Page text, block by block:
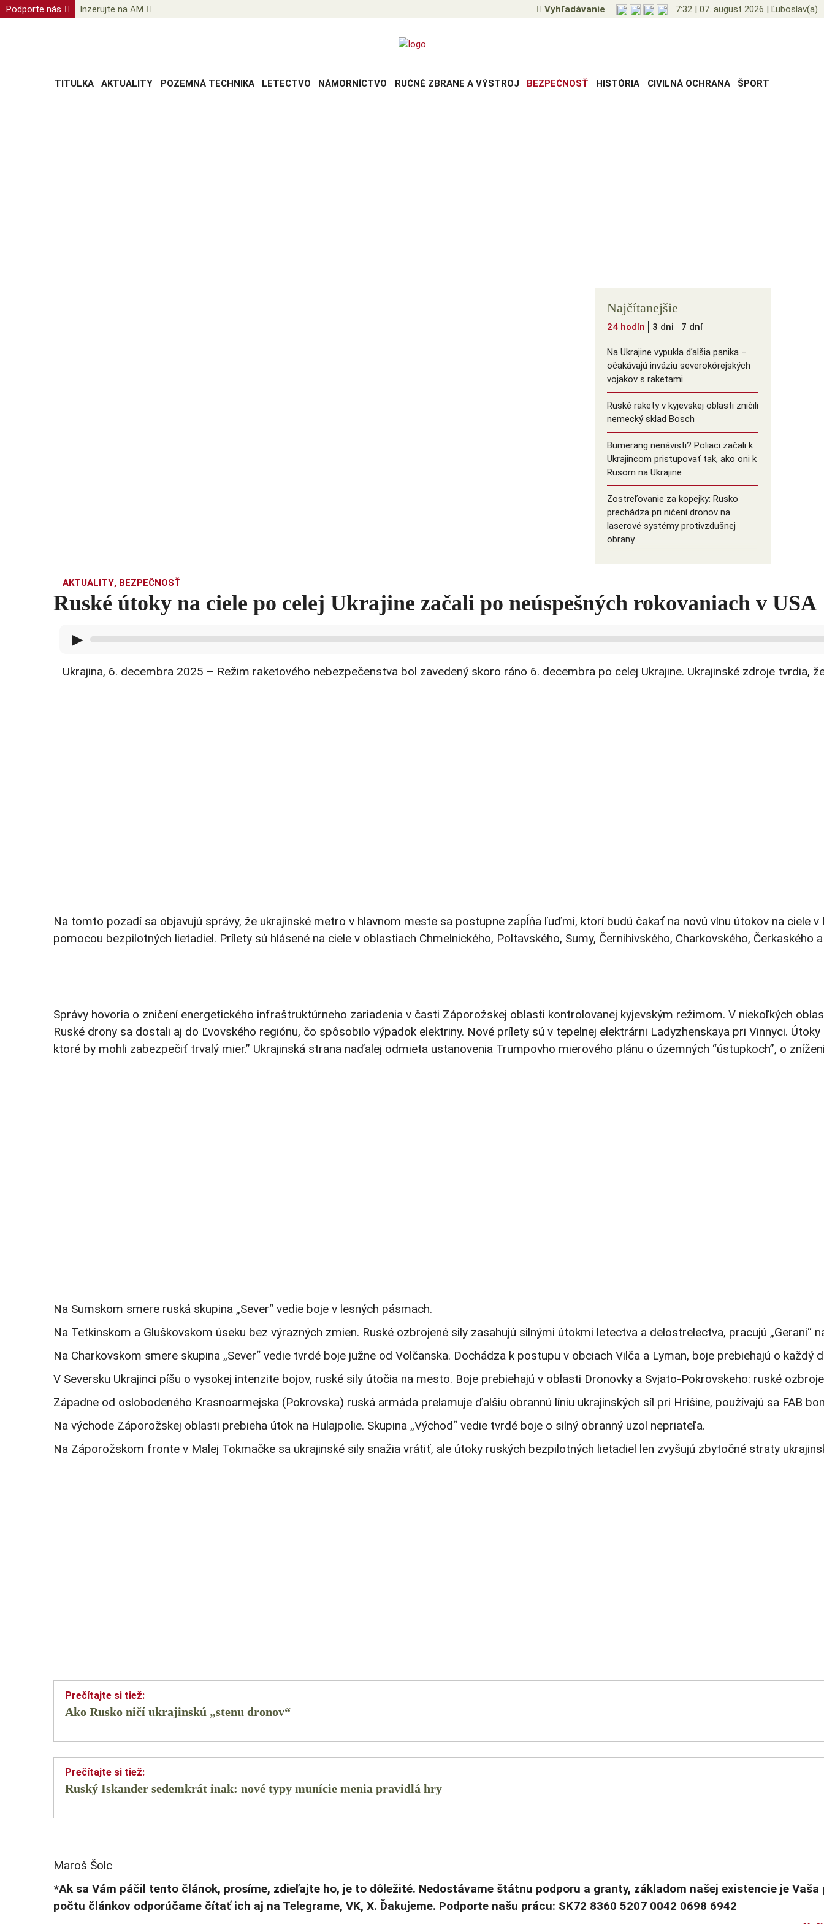
Podporte nás Inzerujte na AM Vyhľadávanie 7:32 | 07. august 2026 | Ľuboslav(a)
TITULKA AKTUALITY POZEMNÁ TECHNIKA LETECTVO NÁMORNÍCTVO RUČNÉ ZBRANE A VÝSTROJ BEZPEČNOSŤ HISTÓRIA CIVILNÁ OCHRANA ŠPORT
Najčítanejšie
24 hodín 3 dni 7 dní
Na Ukrajine vypukla ďalšia panika –
očakávajú inváziu severokórejských
vojakov s raketami
Ruské rakety v kyjevskej oblasti zničili
nemecký sklad Bosch
Bumerang nenávisti? Poliaci začali k
Ukrajincom pristupovať tak, ako oni k
Rusom na Ukrajine
Zostreľovanie za kopejky: Rusko
prechádza pri ničení dronov na
laserové systémy protivzdušnej
obrany
AKTUALITY, BEZPEČNOSŤ
Ruské útoky na ciele po celej Ukrajine začali po neúspešných rokovaniach v USA
▶
Ukrajina, 6. decembra 2025 – Režim raketového nebezpečenstva bol zavedený skoro ráno 6. decembra po celej Ukrajine. Ukrajinské zdroje tvrdia,
Na tomto pozadí sa objavujú správy, že ukrajinské metro v hlavnom meste sa postupne zapĺňa ľuďmi, ktorí budú čakať na novú vlnu útokov na
pomocou bezpilotných lietadiel. Prílety sú hlásené na ciele v oblastiach Chmelnického, Poltavského, Sumy, Černihivského, Charkovského, Čerkaského
Správy hovoria o zničení energetického infraštruktúrneho zariadenia v časti Záporožskej oblasti kontrolovanej kyjevským režimom. V niekoľkých
Ruské drony sa dostali aj do Ľvovského regiónu, čo spôsobilo výpadok elektriny. Nové prílety sú v tepelnej elektrárni Ladyzhenskaya pri Vinnyci.
ktoré by mohli zabezpečiť trvalý mier.” Ukrajinská strana naďalej odmieta ustanovenia Trumpovho mierového plánu o územných “ústupkoch”, o
Na Sumskom smere ruská skupina „Sever“ vedie boje v lesných pásmach.
Na Tetkinskom a Gluškovskom úseku bez výrazných zmien. Ruské ozbrojené sily zasahujú silnými útokmi letectva a delostrelectva, pracujú
Na Charkovskom smere skupina „Sever“ vedie tvrdé boje južne od Volčanska. Dochádza k postupu v obciach Vilča a Lyman, boje prebiehajú o
V Seversku Ukrajinci píšu o vysokej intenzite bojov, ruské sily útočia na mesto. Boje prebiehajú v oblasti Dronovky a Svjato-Pokrovskeho: ruské
Západne od oslobodeného Krasnoarmejska (Pokrovska) ruská armáda prelamuje ďalšiu obrannú líniu ukrajinských síl pri Hrišine, používajú sa FAB
Na východe Záporožskej oblasti prebieha útok na Hulajpolie. Skupina „Východ“ vedie tvrdé boje o silný obranný uzol nepriateľa.
Na Záporožskom fronte v Malej Tokmačke sa ukrajinské sily snažia vrátiť, ale útoky ruských bezpilotných lietadiel len zvyšujú zbytočné straty
Ako Rusko ničí ukrajinskú „stenu dronov“
Ruský Iskander sedemkrát inak: nové typy munície menia pravidlá hry
Maroš Šolc
*Ak sa Vám páčil tento článok, prosíme, zdieľajte ho, je to dôležité. Nedostávame štátnu podporu a granty, základom našej existencie je
počtu článkov odporúčame čítať ich aj na Telegrame, VK, X. Ďakujeme. Podporte našu prácu: SK72 8360 5207 0042 0698 6942